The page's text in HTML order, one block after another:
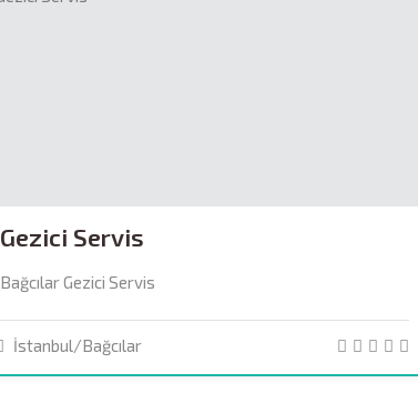
Gezici Servis
Bağcılar Gezici Servis
İstanbul/Bağcılar